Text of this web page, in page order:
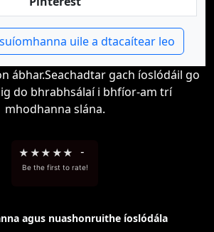
uile a dtacaítear leo
ábhar.Seachadtar gach íoslódáil go
do bhrabhsálaí i bhfíor-am trí
mhodhanna slána.
★ ★★ ★★ -
Be the first to rate!
agus nuashonruithe íoslódála